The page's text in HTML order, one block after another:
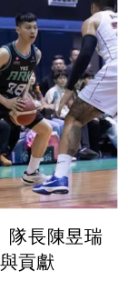
隊長陳昱瑞
貢獻